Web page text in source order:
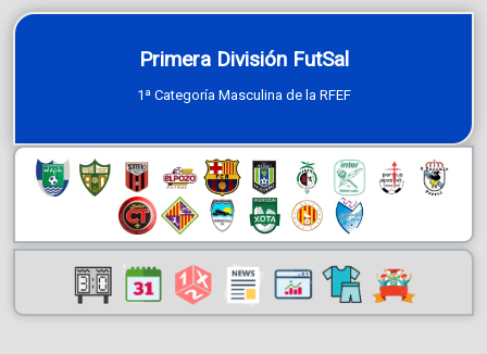
Primera División FutSal
1ª Categoría Masculina de la RFEF